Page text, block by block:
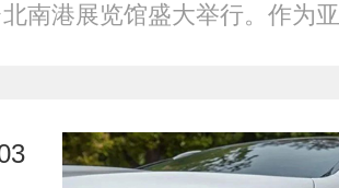
南港展览馆盛大举行。作为